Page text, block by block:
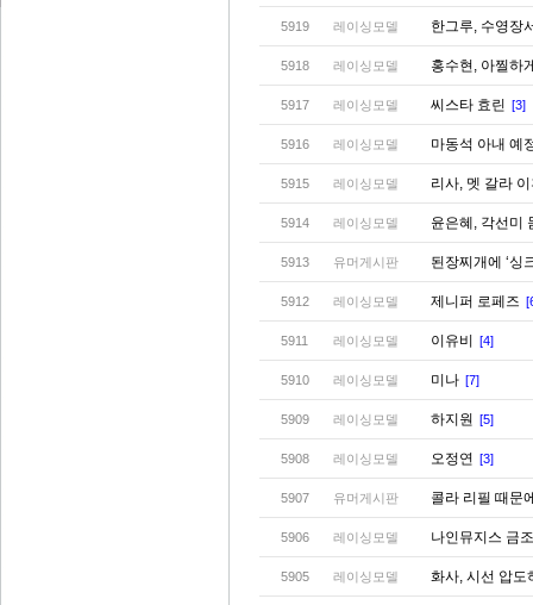
5919 레이싱모델 한그루, 수영장
5918 레이싱모델 홍수현, 아찔하
5917 레이싱모델 씨스타 효린 [3]
5916 레이싱모델 마동석 아내 예
5915 레이싱모델 리사, 멧 갈라
5914 레이싱모델 윤은혜, 각선미
5913 유머게시판 된장찌개에 ‘
5912 레이싱모델 제니퍼 로페즈
5911 레이싱모델 이유비 [4]
5910 레이싱모델 미나 [7]
5909 레이싱모델 하지원 [5]
5908 레이싱모델 오정연 [3]
5907 유머게시판 콜라 리필 때문
5906 레이싱모델 나인뮤지스 금
5905 레이싱모델 화사, 시선 압도